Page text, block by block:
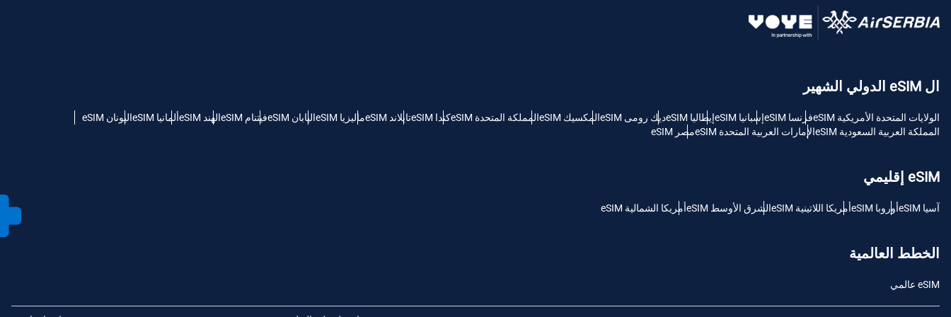
ال eSIM الدولي الشهير
الولايات المتحدة الأمريكية eSIM فرنسا eSIM إسبانيا eSIM إيطاليا eSIM ديك رومى eSIM المكسيك eSIM المملكة المتحدة eSIM كندا eSIM تايلاند eSIM ماليزيا eSIM اليابان eSIM فيتنام eSIM الهند eSIM ألمانيا eSIM
اليونان eSIM
المملكة العربية السعودية eSIM
الإمارات العربية المتحدة eSIM مصر eSIM
eSIM إقليمي
آسيا eSIM أوروبا eSIM أمريكا اللاتينية eSIM الشرق الأوسط eSIM أمريكا الشمالية eSIM
الخطط العالمية
eSIM عالمي
Deutsch
简体中文
JPY - ين ياباني